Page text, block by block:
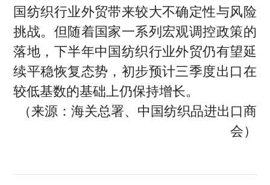
国纺织行业外贸带来较大不确定性与风险
挑战。但随着国家一系列宏观调控政策的
落地，下半年中国纺织行业外贸仍有望延
续平稳恢复态势，初步预计三季度出口在
较低基数的基础上仍保持增长。
（来源：海关总署、中国纺织品进出口商
会）